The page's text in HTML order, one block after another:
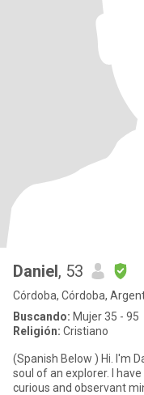
Daniel, 53
Córdoba, Córdoba,
Buscando: Mujer 35 - 95
Religión: Cristiano
(Spanish Below ) Hi. I'm
soul of an explorer. I
curious and observant mind. As a professional (IT with an